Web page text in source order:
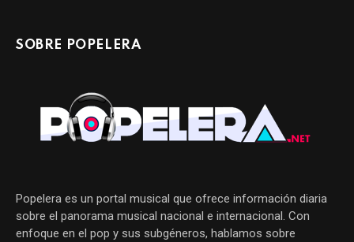
SOBRE POPELERA
Popelera es un portal musical que ofrece información diaria
sobre el panorama musical nacional e internacional. Con
enfoque en el pop y sus subgéneros, hablamos sobre